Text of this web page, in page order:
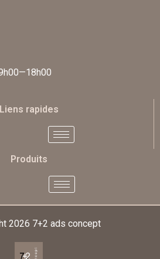
Liens rapides
Produits
2026 7+2 ads concept